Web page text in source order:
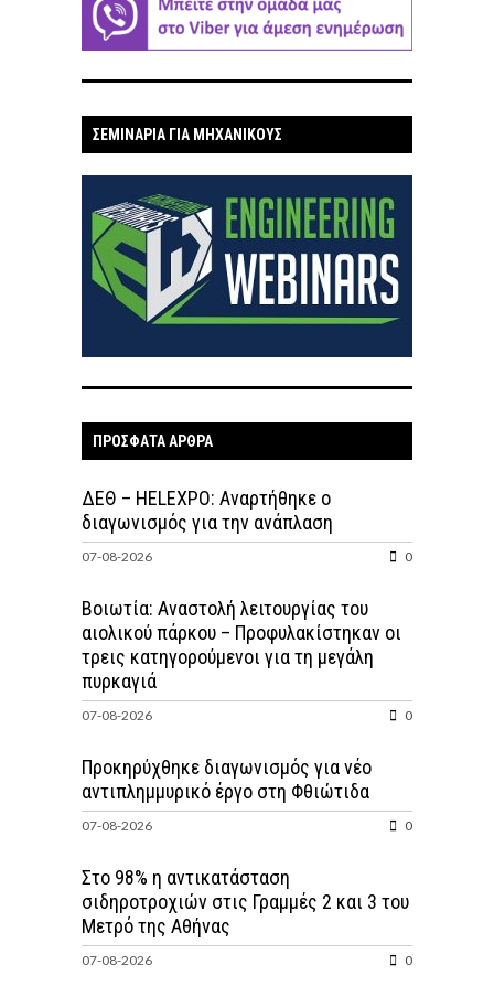
ΣΕΜΙΝΑΡΙΑ ΓΙΑ ΜΗΧΑΝΙΚΟΥΣ
ΠΡΟΣΦΑΤΑ ΑΡΘΡΑ
ΔΕΘ – HELEXPO: Αναρτήθηκε ο
διαγωνισμός για την ανάπλαση
07-08-2026 0
Βοιωτία: Αναστολή λειτουργίας του
αιολικού πάρκου – Προφυλακίστηκαν οι
τρεις κατηγορούμενοι για τη μεγάλη
πυρκαγιά
07-08-2026 0
Προκηρύχθηκε διαγωνισμός για νέo
αντιπλημμυρικό έργο στη Φθιώτιδα
07-08-2026 0
Στο 98% η αντικατάσταση
σιδηροτροχιών στις Γραμμές 2 και 3 του
Μετρό της Αθήνας
07-08-2026 0